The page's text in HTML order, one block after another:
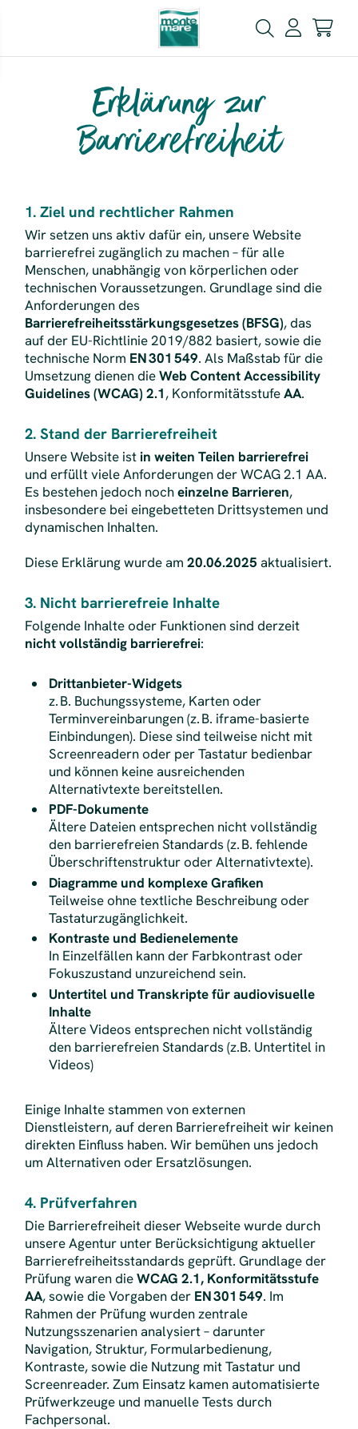
Erklärung zur
Barrierefreiheit
1. Ziel und rechtlicher Rahmen
Wir setzen uns aktiv dafür ein, unsere Website
barrierefrei zugänglich zu machen – für alle
Menschen, unabhängig von körperlichen oder
technischen Voraussetzungen. Grundlage sind die
Anforderungen des
Barrierefreiheitsstärkungsgesetzes (BFSG), das
auf der EU-Richtlinie 2019/882 basiert, sowie die
technische Norm EN 301 549. Als Maßstab für die
Umsetzung dienen dieWeb Content Accessibility
Guidelines (WCAG) 2.1, KonformitätsstufeAA.
2. Stand der Barrierefreiheit
Unsere Website ist in weiten Teilen barrierefrei
und erfüllt viele Anforderungen der WCAG 2.1 AA.
Es bestehen jedoch nocheinzelne Barrieren,
insbesondere bei eingebetteten Drittsystemen und
dynamischen Inhalten.
Diese Erklärung wurde am 20.06.2025 aktualisiert.
3. Nicht barrierefreie Inhalte
Folgende Inhalte oder Funktionen sind derzeit
nicht vollständig barrierefrei:
Drittanbieter-Widgets
z. B. Buchungssysteme, Karten oder
Terminvereinbarungen (z. B. iframe-basierte
Einbindungen). Diese sind teilweise nicht mit
Screenreadern oder per Tastatur bedienbar
und können keine ausreichenden
Alternativtexte bereitstellen.
PDF-Dokumente
Ältere Dateien entsprechen nicht vollständig
den barrierefreien Standards (z. B. fehlende
Überschriftenstruktur oder Alternativtexte).
Diagramme und komplexe Grafiken
Teilweise ohne textliche Beschreibung oder
Tastaturzugänglichkeit.
Kontraste und Bedienelemente
In Einzelfällen kann der Farbkontrast oder
Fokuszustand unzureichend sein.
Untertitel und Transkripte für audiovisuelle
Inhalte
Ältere Videos entsprechen nicht vollständig
den barrierefreien Standards (z.B. Untertitel in
Videos)
Einige Inhalte stammen von externen
Dienstleistern, auf deren Barrierefreiheit wir keinen
direkten Einfluss haben. Wir bemühen uns jedoch
um Alternativen oder Ersatzlösungen.
4. Prüfverfahren
Die Barrierefreiheit dieser Webseite wurde durch
unsere Agentur unter Berücksichtigung aktueller
Barrierefreiheitsstandards geprüft. Grundlage der
Prüfung waren dieWCAG 2.1, Konformitätsstufe
AA, sowie die Vorgaben der EN 301 549. Im
Rahmen der Prüfung wurden zentrale
Nutzungsszenarien analysiert – darunter
Navigation, Struktur, Formularbedienung,
Kontraste, sowie die Nutzung mit Tastatur und
Screenreader. Zum Einsatz kamen automatisierte
Prüfwerkzeuge und manuelle Tests durch
Fachpersonal.